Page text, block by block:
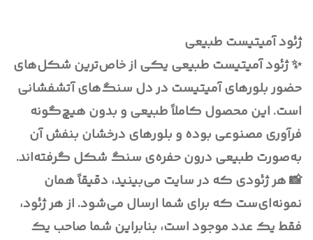
ژئود آمیتیست طبیعی
✨ ژئود آمیتیست طبیعی یکی از خاص‌ترین شکل‌های
حضور بلورهای آمیتیست در دل سنگ‌های آتشفشانی
است. این محصول کاملاً طبیعی و بدون هیچ‌گونه
فرآوری مصنوعی بوده و بلورهای درخشان بنفش آن
به‌صورت طبیعی درون حفره‌ی سنگ شکل گرفته‌اند.
📸 هر ژئودی که در سایت می‌بینید، دقیقاً همان
نمونه‌ای‌ست که برای شما ارسال می‌شود. از هر ژئود،
فقط یک عدد موجود است، بنابراین شما صاحب یک